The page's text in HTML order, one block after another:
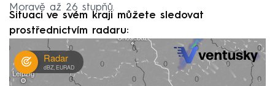
Moravě až 26 stupňů.
Situaci ve svém kraji můžete sledovat
prostřednictvím radaru: